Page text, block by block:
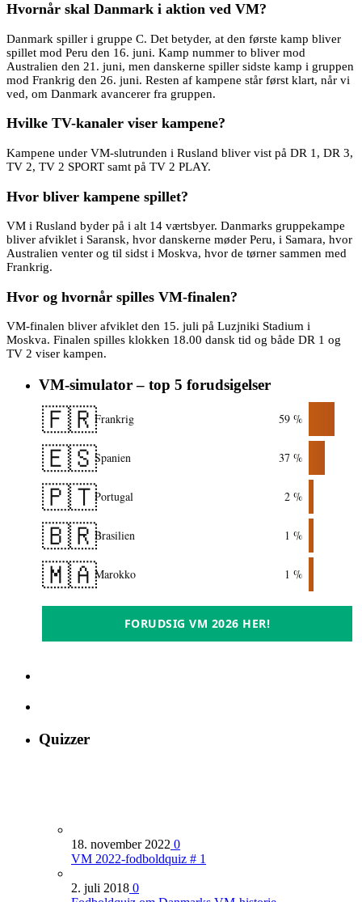
Hvornår skal Danmark i aktion ved VM?
Danmark spiller i gruppe C. Det betyder, at den første kamp bliver
spillet mod Peru den 16. juni. Kamp nummer to bliver mod
Australien den 21. juni, men danskerne spiller sidste kamp i gruppen
mod Frankrig den 26. juni. Resten af kampene står først klart, når vi
ved, om Danmark avancerer fra gruppen.
Hvilke TV-kanaler viser kampene?
Kampene under VM-slutrunden i Rusland bliver vist på DR 1, DR 3,
TV 2, TV 2 SPORT samt på TV 2 PLAY.
Hvor bliver kampene spillet?
VM i Rusland byder på i alt 14 værtsbyer. Danmarks gruppekampe
bliver afviklet i Saransk, hvor danskerne møder Peru, i Samara, hvor
Australien venter og til sidst i Moskva, hvor de tørner sammen med
Frankrig.
Hvor og hvornår spilles VM-finalen?
VM-finalen bliver afviklet den 15. juli på Luzjniki Stadium i
Moskva. Finalen spilles klokken 18.00 dansk tid og både DR 1 og
TV 2 viser kampen.
VM-simulator – top 5 forudsigelser
🇫🇷Frankrig 59 %
🇪🇸Spanien 37 %
🇵🇹Portugal 2 %
🇧🇷Brasilien 1 %
🇲🇦Marokko 1 %
FORUDSIG VM 2026 HER!
Quizzer
18. november 2022 0
VM 2022-fodboldquiz # 1
2. juli 2018 0